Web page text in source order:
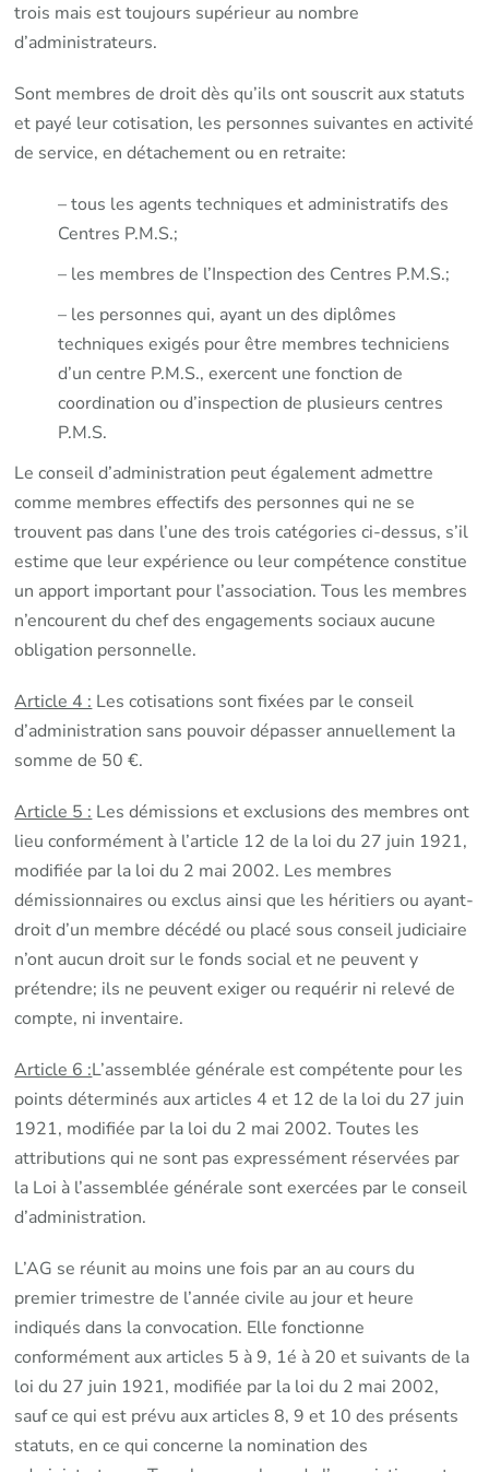
trois mais est toujours supérieur au nombre
d’administrateurs.
Sont membres de droit dès qu’ils ont souscrit aux statuts
et payé leur cotisation, les personnes suivantes en activité
de service, en détachement ou en retraite:
– tous les agents techniques et administratifs des
Centres P.M.S.;
– les membres de l’Inspection des Centres P.M.S.;
– les personnes qui, ayant un des diplômes
techniques exigés pour être membres techniciens
d’un centre P.M.S., exercent une fonction de
coordination ou d’inspection de plusieurs centres
P.M.S.
Le conseil d’administration peut également admettre
comme membres effectifs des personnes qui ne se
trouvent pas dans l’une des trois catégories ci-dessus, s’il
estime que leur expérience ou leur compétence constitue
un apport important pour l’association. Tous les membres
n’encourent du chef des engagements sociaux aucune
obligation personnelle.
Article 4 : Les cotisations sont fixées par le conseil
d’administration sans pouvoir dépasser annuellement la
somme de 50 €.
Article 5 : Les démissions et exclusions des membres ont
lieu conformément à l’article 12 de la loi du 27 juin 1921,
modifiée par la loi du 2 mai 2002. Les membres
démissionnaires ou exclus ainsi que les héritiers ou ayant-
droit d’un membre décédé ou placé sous conseil judiciaire
n’ont aucun droit sur le fonds social et ne peuvent y
prétendre; ils ne peuvent exiger ou requérir ni relevé de
compte, ni inventaire.
Article 6 :L’assemblée générale est compétente pour les
points déterminés aux articles 4 et 12 de la loi du 27 juin
1921, modifiée par la loi du 2 mai 2002. Toutes les
attributions qui ne sont pas expressément réservées par
la Loi à l’assemblée générale sont exercées par le conseil
d’administration.
L’AG se réunit au moins une fois par an au cours du
premier trimestre de l’année civile au jour et heure
indiqués dans la convocation. Elle fonctionne
conformément aux articles 5 à 9, 1é à 20 et suivants de la
loi du 27 juin 1921, modifiée par la loi du 2 mai 2002,
sauf ce qui est prévu aux articles 8, 9 et 10 des présents
statuts, en ce qui concerne la nomination des